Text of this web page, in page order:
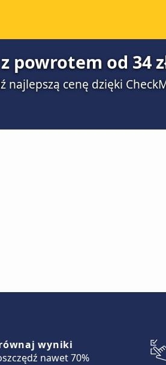
powrotem od 34
cenę dzięki
wyniki
nawet 70%